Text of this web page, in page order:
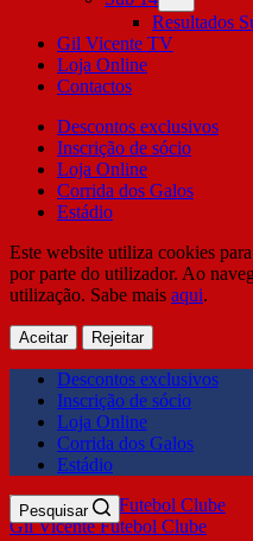
Resultados
Gil Vicente TV
Loja Online
Contactos
Descontos exclusivos
Inscrição de sócio
Loja Online
Corrida dos Galos
Estádio
Este website utiliza cookies
por parte do utilizador. Ao
utilização. Sabe mais aqui.
Aceitar Rejeitar
Descontos exclusivos
Inscrição de sócio
Loja Online
Corrida dos Galos
Estádio
Gil Vicente Futebol Clube
Pesquisar